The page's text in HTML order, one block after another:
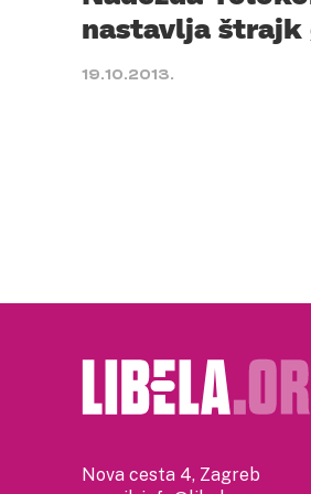
nastavlja štrajk
19.10.2013.
Nova cesta 4, Zagreb